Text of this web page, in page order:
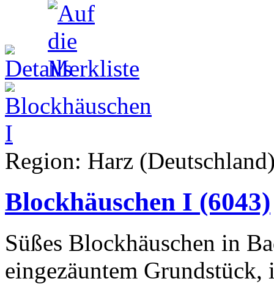
Region: Harz
Blockhäuschen I (6043)
Süßes Blockhäuschen in
eingezäuntem